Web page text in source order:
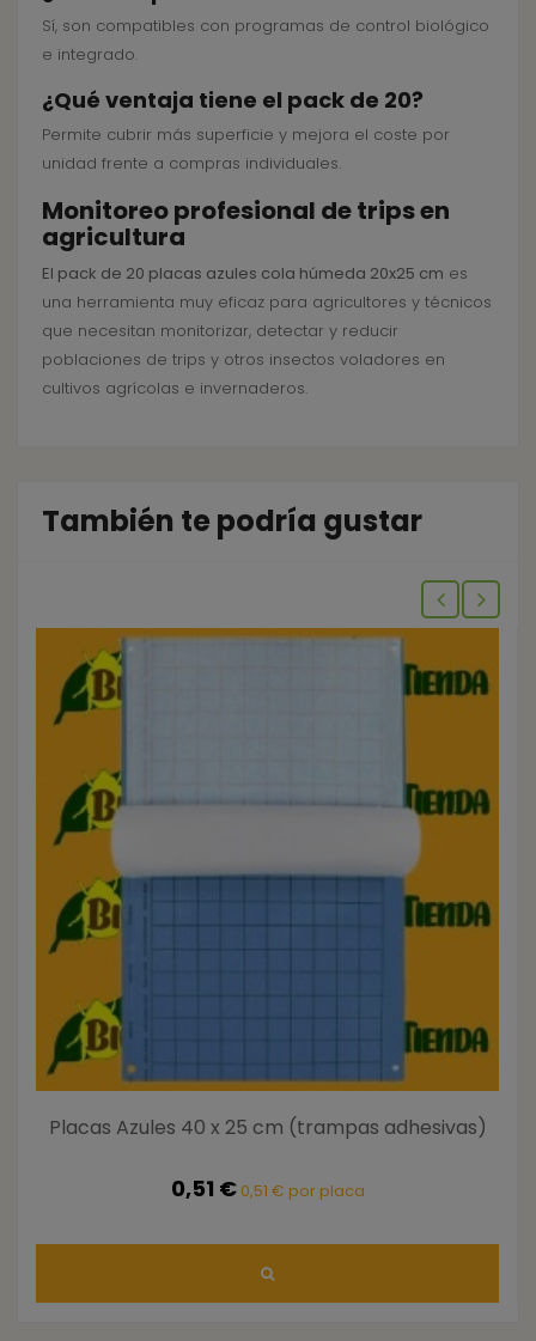
Sí, son compatibles con programas de control biológico
e integrado.
¿Qué ventaja tiene el pack de 20?
Permite cubrir más superficie y mejora el coste por
unidad frente a compras individuales.
Monitoreo profesional de trips en
agricultura
El pack de 20 placas azules cola húmeda 20x25 cm es
una herramienta muy eficaz para agricultores y técnicos
que necesitan monitorizar, detectar y reducir
poblaciones de trips y otros insectos voladores en
cultivos agrícolas e invernaderos.
También te podría gustar
Placas Azules 40 x 25 cm (trampas adhesivas)
0,51 € 0,51 € por placa